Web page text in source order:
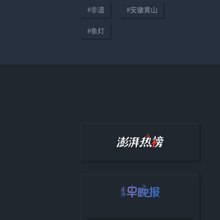
邮储银行毕业季微电影《此刻，
#非遗 #安徽黄山
#鱼灯